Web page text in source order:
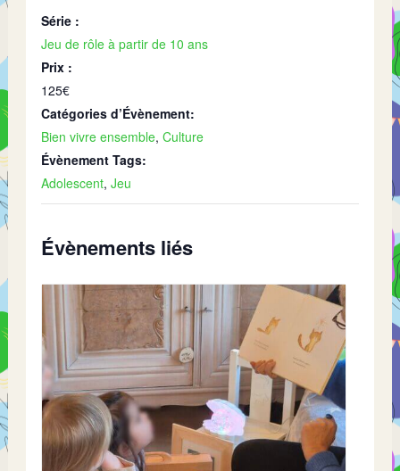
Série :
Jeu de rôle à partir de 10 ans
Prix :
125€
Catégories d’Évènement:
Bien vivre ensemble,Culture
Évènement Tags:
Adolescent,Jeu
Évènements liés